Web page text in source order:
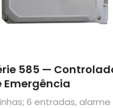
585 —
Emergência
6 entradas, alarme